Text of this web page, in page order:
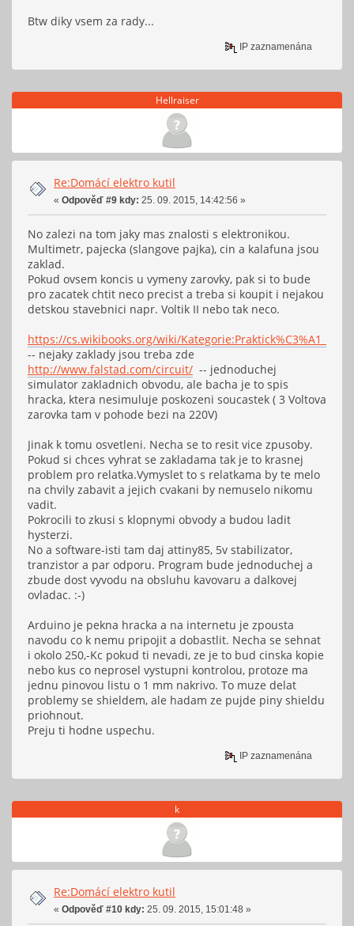
Btw diky vsem za rady...
IP zaznamenána
Hellraiser
Re:Domácí elektro kutil
« Odpověď #9 kdy: 25. 09. 2015, 14:42:56 »
No zalezi na tom jaky mas znalosti s elektronikou.
Multimetr, pajecka (slangove pajka), cin a kalafuna jsou
zaklad.
Pokud ovsem koncis u vymeny zarovky, pak si to bude
pro zacatek chtit neco precist a treba si koupit i nejakou
detskou stavebnici napr. Voltik II nebo tak neco.
https://cs.wikibooks.org/wiki/
-- nejaky zaklady jsou treba zde
http://www.falstad.com/circuit/ -- jednoduchej
simulator zakladnich obvodu, ale bacha je to spis
hracka, ktera nesimuluje poskozeni soucastek ( 3 Voltova
zarovka tam v pohode bezi na 220V)
Jinak k tomu osvetleni. Necha se to resit vice zpusoby.
Pokud si chces vyhrat se zakladama tak je to krasnej
problem pro relatka.Vymyslet to s relatkama by te melo
na chvily zabavit a jejich cvakani by nemuselo nikomu
vadit.
Pokrocili to zkusi s klopnymi obvody a budou ladit
hysterzi.
No a software-isti tam daj attiny85, 5v stabilizator,
tranzistor a par odporu. Program bude jednoduchej a
zbude dost vyvodu na obsluhu kavovaru a dalkovej
ovladac. :-)
Arduino je pekna hracka a na internetu je zpousta
navodu co k nemu pripojit a dobastlit. Necha se sehnat
i okolo 250,-Kc pokud ti nevadi, ze je to bud cinska kopie
nebo kus co neprosel vystupni kontrolou, protoze ma
jednu pinovou listu o 1 mm nakrivo. To muze delat
problemy se shieldem, ale hadam ze pujde piny shieldu
priohnout.
Preju ti hodne uspechu.
IP zaznamenána
k
Re:Domácí elektro kutil
« Odpověď #10 kdy: 25. 09. 2015, 15:01:48 »